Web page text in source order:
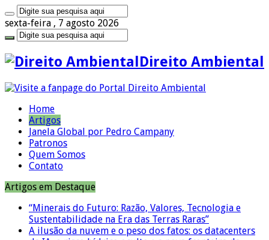
sexta-feira , 7 agosto 2026
Direito Ambiental
Home
Artigos
Janela Global por Pedro Campany
Patronos
Quem Somos
Contato
Artigos em Destaque
“Minerais do Futuro: Razão, Valores, Tecnologia e
Sustentabilidade na Era das Terras Raras”
A ilusão da nuvem e o peso dos fatos: os datacenters